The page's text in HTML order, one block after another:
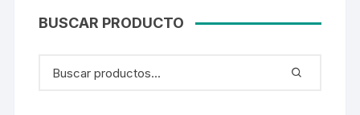
BUSCAR PRODUCTO